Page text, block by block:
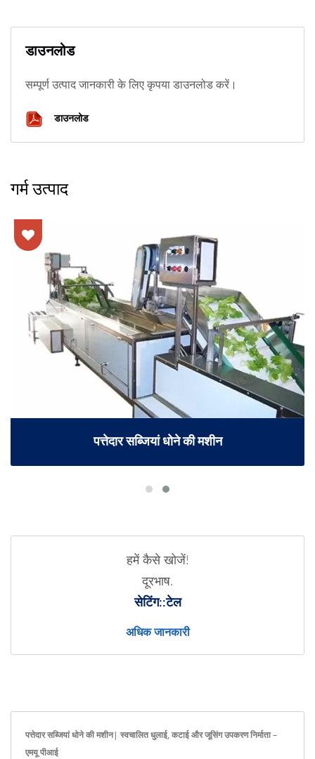
डाउनलोड
सम्पूर्ण उत्पाद जानकारी के लिए कृपया डाउनलोड करें।
डाउनलोड
गर्म उत्पाद
पत्तेदार सब्जियां धोने की मशीन
हमें कैसे खोजें!
दूरभाष.
सेटिंग::टेल
अधिक जानकारी
पत्तेदार सब्जियां धोने की मशीन| स्वचालित धुलाई, कटाई और जूसिंग उपकरण निर्माता –
एमयू पीआई